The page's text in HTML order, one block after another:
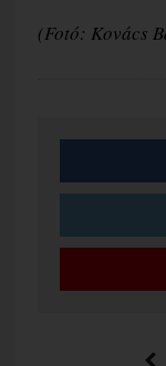
(Fotó: Kovács